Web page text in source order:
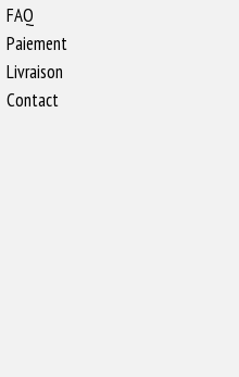
FAQ
Paiement
Livraison
Contact